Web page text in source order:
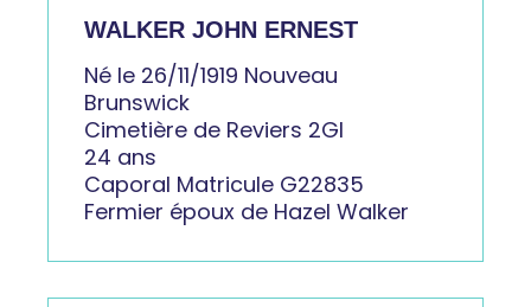
WALKER JOHN ERNEST
Né le 26/11/1919 Nouveau
Brunswick
Cimetière de Reviers 2GI
24 ans
Caporal Matricule G22835
Fermier époux de Hazel Walker